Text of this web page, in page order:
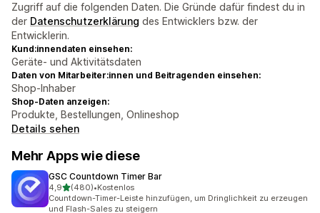
Zugriff auf die folgenden Daten. Die Gründe dafür findest du in
der Datenschutzerklärung des Entwicklers bzw. der
Entwicklerin.
Kund:innendaten einsehen:
Geräte- und Aktivitätsdaten
Daten von Mitarbeiter:innen und Beitragenden einsehen:
Shop-Inhaber
Shop-Daten anzeigen:
Produkte, Bestellungen, Onlineshop
Details sehen
Mehr Apps wie diese
GSC Countdown Timer Bar
4,9von 5 Sternen
(480)
480 Rezensionen insgesamt
•Kostenlos
Countdown-Timer-Leiste hinzufügen, um Dringlichkeit zu erzeugen
und Flash-Sales zu steigern